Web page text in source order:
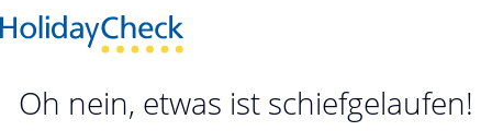
Oh nein, etwas ist schiefgelaufen!